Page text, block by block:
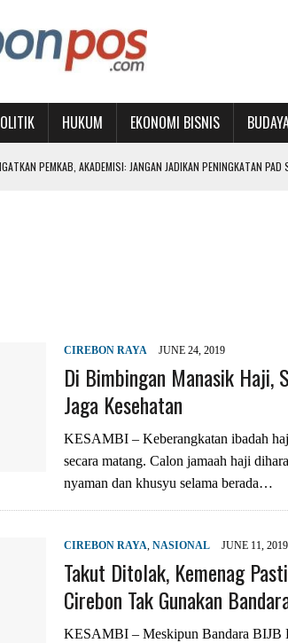
HUKUM EKONOMI BISNIS
MEMPERIHATINKAN, PEMKOT DIDESAK AMBIL ALIH
RI, KNPI SIAPKAN ATLET MUDA LEWAT TURNAMEN
AKADEMISI: JANGAN JADIKAN PENINGKATAN PAD SEBATAS
CIREBON RAYA JUNE 24, 2019
Di Bimbingan Manasik Haji,
Jaga Kesehatan
KESAMBI – Keberangkatan ibadah
secara matang. Calon jamaah haji
nyaman dan khusyu selama berada…
CIREBON RAYA, NASIONAL JUNE 11, 2019
Takut Ditolak, Kemenag
Cirebon Tak Gunakan
KESAMBI – Meskipun Bandara BIJB